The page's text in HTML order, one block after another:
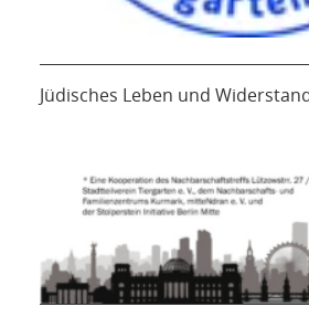
Jüdisches Leben und